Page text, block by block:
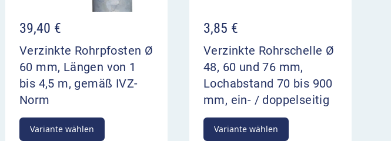
39,40 €
Verzinkte Rohrpfosten Ø
60 mm, Längen von 1
bis 4,5 m, gemäß IVZ-
Norm
Variante wählen
3,85 €
Verzinkte Rohrschelle Ø
48, 60 und 76 mm,
Lochabstand 70 bis 900
mm, ein- / doppelseitig
Variante wählen